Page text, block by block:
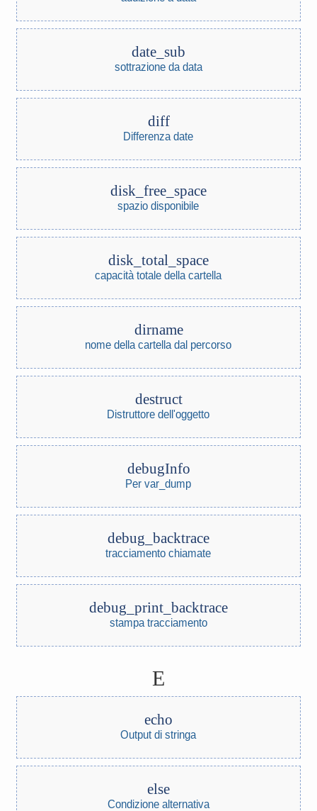
date_sub
sottrazione da data
diff
Differenza date
disk_free_space
spazio disponibile
disk_total_space
capacità totale della cartella
dirname
nome della cartella dal percorso
destruct
Distruttore dell'oggetto
debugInfo
Per var_dump
debug_backtrace
tracciamento chiamate
debug_print_backtrace
stampa tracciamento
E
echo
Output di stringa
else
Condizione alternativa